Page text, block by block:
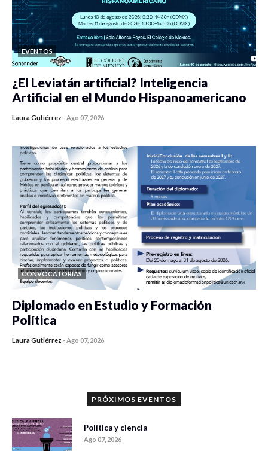
EVENTOS
¿El Leviatán artificial? Inteligencia
Artificial en el Mundo Hispanoamericano
Laura Gutiérrez -Ago 07, 2026
CONVOCATORIAS
Diplomado en Estudio y Formación
Política
Laura Gutiérrez -Ago 07, 2026
PRÓXIMOS EVENTOS
Política y ciencia
Ago 07, 2026